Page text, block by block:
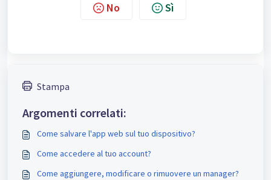
No Sì
Stampa
Argomenti correlati:
Come salvare l'app web sul tuo dispositivo?
Come accedere al tuo account?
Come aggiungere, modificare o rimuovere un manager?